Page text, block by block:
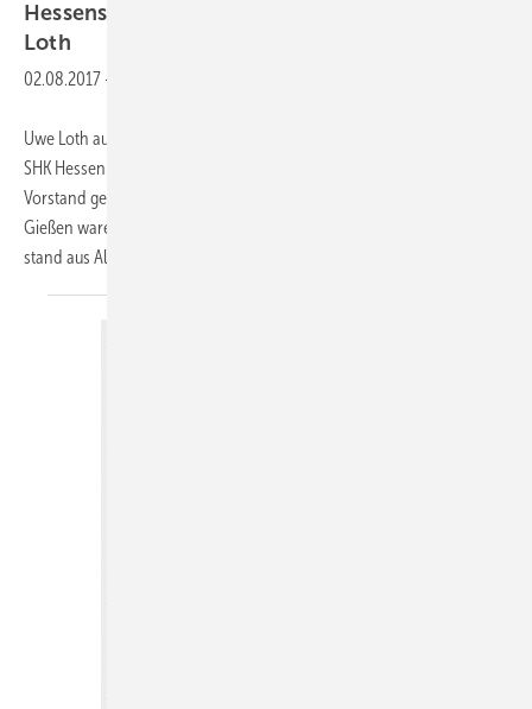
Hessens neuer Landesinnungsmeister heißt
Loth
02.08.2017 -
Uwe Loth aus Kassel ist neuer Landesinnungsmeister im Fachverband
SHK Hessen. Zur jüngsten Mitgliederversammlung wurde ein neuer
Vorstand gewählt. Höhepunkt der Veranstaltung am 24. Juni 2017 in
Gießen waren die Vorstandswahlen. Landesinnungsmeister Jakob
stand aus Altersgründen nicht mehr